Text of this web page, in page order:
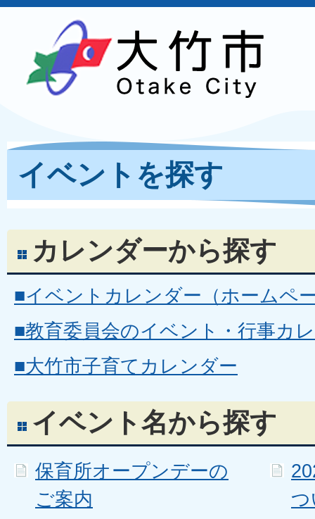
イベントを探す
カレンダーから探す
■イベントカレンダー（ホームペ
■教育委員会のイベント・行事カ
■大竹市子育てカレンダー
イベント名から探す
保育所オープンデーの
ご案内